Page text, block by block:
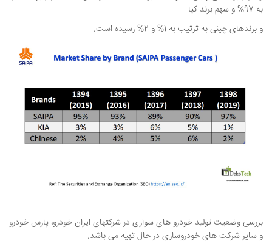
به 97% و سهم برند کیا
و برندهای چینی به ترتیب به 1% و 2% رسیده است.
بررسی وضعیت تولید خودرو های سواری در شرکتهای ایران خودرو، پارس خودرو
و سایر شرکت های خودروسازی در حال تهیه می باشد.